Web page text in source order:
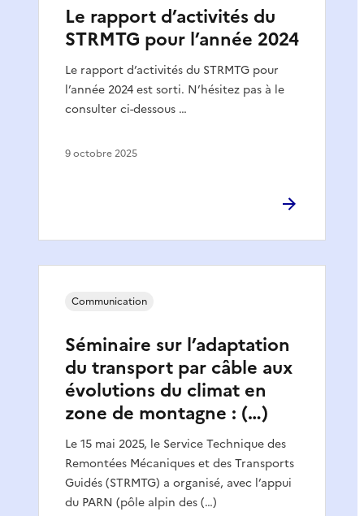
Le rapport d’activités du
STRMTG pour l’année 2024
Le rapport d’activités du STRMTG pour
l’année 2024 est sorti. N’hésitez pas à le
consulter ci-dessous …
9 octobre 2025
Séminaire sur l’adaptation
du transport par câble aux
évolutions du climat en
zone de montagne : (…)
Le 15 mai 2025, le Service Technique des
Remontées Mécaniques et des Transports
Guidés (STRMTG) a organisé, avec l’appui
du PARN (pôle alpin des (…)
Communication